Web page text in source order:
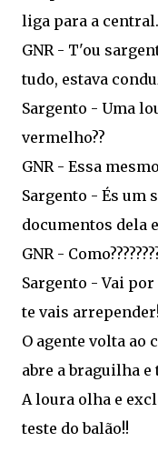
liga para a central.
GNR - T'ou
tudo, estava
Sargento - Uma
vermelho??
GNR - Essa
Sargento - És um
documentos dela
GNR -
Sargento - Vai
te vais
O agente volta ao
abre a braguilha
A loura olha e
teste do balão!!